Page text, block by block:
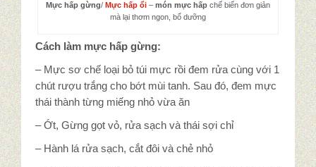
Mực hấp gừng/Mực hấp ổi– món mực hấpchế biến đơn giản
mà lại thơm ngon, bổ dưỡng
Cách làm mực hấp gừng:
– Mực sơ chế loại bỏ túi mực rồi đem rửa cùng với 1
chút rượu trắng cho bớt mùi tanh. Sau đó, đem mực
thái thành từng miếng nhỏ vừa ăn
– Ớt, Gừng gọt vỏ, rửa sạch và thái sợi chỉ
– Hành lá rửa sạch, cắt đôi và chẻ nhỏ